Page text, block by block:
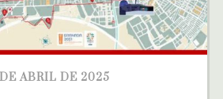
ABRIL DE 2025